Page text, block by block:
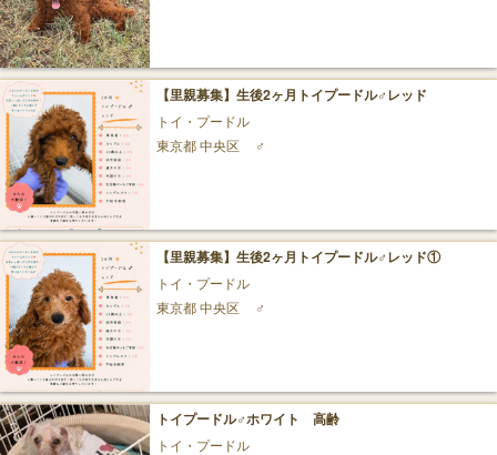
【里親募集】生後2ヶ月トイプードル♂レッド
トイ・プードル
東京都 中央区
♂
【里親募集】生後2ヶ月トイプードル♂レッド①
トイ・プードル
東京都 中央区
♂
トイプードル♂ホワイト 高齢
トイ・プードル